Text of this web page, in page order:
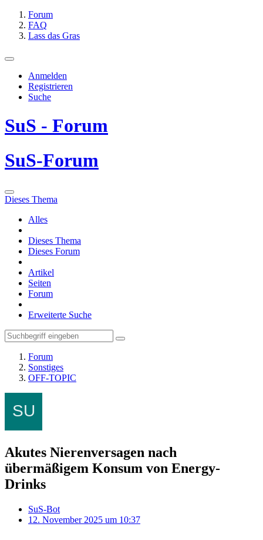
Forum
FAQ
Lass das Gras
Anmelden
Registrieren
Suche
SuS - Forum
SuS-Forum
Dieses Thema
Alles
Dieses Thema
Dieses Forum
Artikel
Seiten
Forum
Erweiterte Suche
Forum
Sonstiges
OFF-TOPIC
Akutes Nierenversagen nach
übermäßigem Konsum von Energy-
Drinks
SuS-Bot
12. November 2025 um 10:37